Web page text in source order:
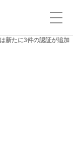
新たに3件の認証が追加